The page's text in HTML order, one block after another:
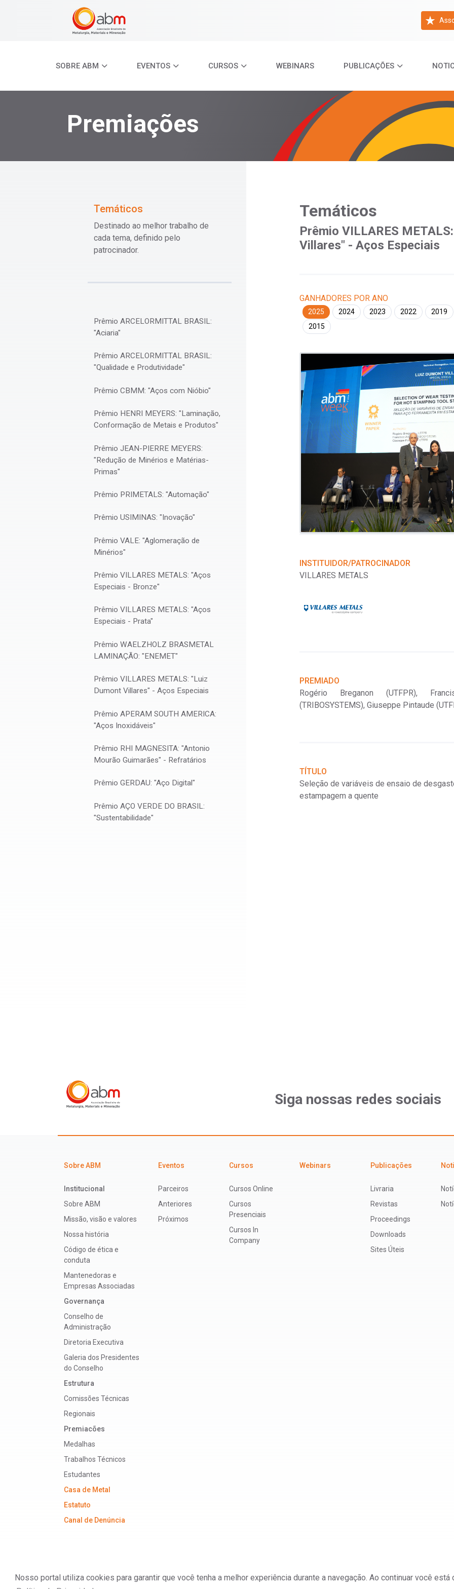
Nosso portal utiliza cookies para garantir que você tenha a melhor experiência durante a navegação. Ao continuar você está
SOBRE ABM EVENTOS CURSOS WEBINARS PUBLICAÇÕES
Premiações
Temáticos
Destinado ao melhor trabalho de
cada tema, definido pelo
patrocinador.
Prêmio ARCELORMITTAL BRASIL:
"Aciaria"
Prêmio ARCELORMITTAL BRASIL:
"Qualidade e Produtividade"
Prêmio CBMM: "Aços com Nióbio"
Prêmio HENRI MEYERS: "Laminação,
Conformação de Metais e Produtos"
Prêmio JEAN-PIERRE MEYERS:
"Redução de Minérios e Matérias-
Primas"
Prêmio PRIMETALS: "Automação"
Prêmio USIMINAS: "Inovação"
Prêmio VALE: "Aglomeração de
Minérios"
Prêmio VILLARES METALS: "Aços
Especiais - Bronze"
Prêmio VILLARES METALS: "Aços
Especiais - Prata"
Prêmio WAELZHOLZ BRASMETAL
LAMINAÇÃO: "ENEMET"
Prêmio VILLARES METALS: "Luiz
Dumont Villares" - Aços Especiais
Prêmio APERAM SOUTH AMERICA:
"Aços Inoxidáveis"
Prêmio RHI MAGNESITA: "Antonio
Mourão Guimarães" - Refratários
Prêmio GERDAU: "Aço Digital"
Prêmio AÇO VERDE DO BRASIL:
"Sustentabilidade"
Temáticos
Prêmio VILLARES
Villares" - Aços Especiais
GANHADORES POR ANO
2025 2024 2023 2022 2019
2015
Charles de Abreu Martins (ArcelorMittal Tubarão), Nina M.
Fonstein, (ArcelorMittal Global R&D), Leonardo Barbosa Godefroid (UFOP)
Effects of Mo and Cr on Microstructures and Mechanical
Properties of Hot Rolled C-Mn-V Advanced High Strength Steels - 25338
INSTITUIDOR/PATROCINADOR
VILLARES METALS
PREMIADO
Rogério Breganon (UTFPR),
(TRIBOSYSTEMS), Giuseppe Pintaude
TÍTULO
Seleção de variáveis de ensaio de
estampagem a quente
Siga nossas redes sociais
Sobre ABM
Institucional
Sobre ABM
Missão, visão e valores
Nossa história
Código de ética e
conduta
Mantenedoras e
Empresas Associadas
Governança
Conselho de
Administração
Diretoria Executiva
Galeria dos Presidentes
do Conselho
Estrutura
Comissões Técnicas
Regionais
Premiacões
Medalhas
Trabalhos Técnicos
Estudantes
Casa de Metal
Estatuto
Canal de Denúncia
Eventos
Parceiros
Anteriores
Próximos
Cursos
Cursos Online
Cursos
Presenciais
Cursos In
Company
Webinars Publicações
Livraria
Revistas
Proceedings
Downloads
Sites Úteis
ABM - Associação Brasileira de Metalurgia, Materiais e Mineração